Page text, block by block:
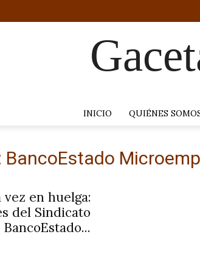
INICIO QUIÉNES
BancoEstado
en huelga:
del Sindicato